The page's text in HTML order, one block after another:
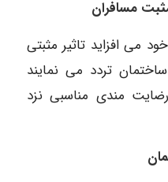
مسافران
می افزاید تاثیر مثبتی
تردد می نمایند
مندی مناسبی نزد